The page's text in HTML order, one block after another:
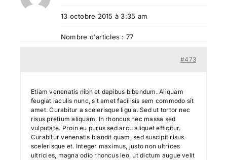
13 octobre 2015 à 3:35 am
Nombre d'articles : 77
#473
Etiam venenatis nibh et dapibus bibendum. Aliquam
feugiat iaculis nunc, sit amet facilisis sem commodo sit
amet. Curabitur a scelerisque ligula. Sed ut tortor nec
risus pretium aliquam. In rhoncus nec massa sed
vulputate. Proin eu purus sed arcu aliquet efficitur.
Curabitur venenatis blandit quam, sed suscipit risus
scelerisque et. Integer maximus, justo non ultrices
ultricies, magna odio rhoncus leo, ut dictum augue velit